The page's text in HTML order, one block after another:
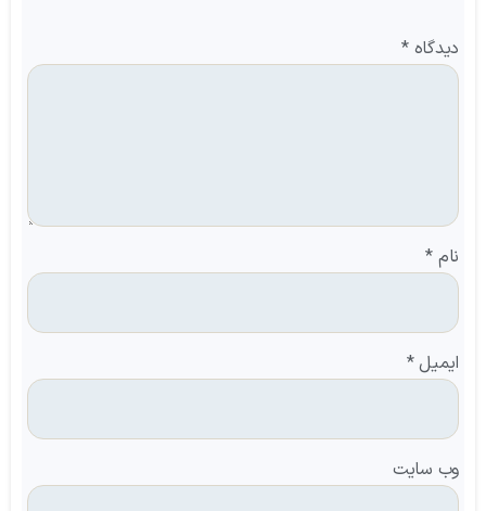
دیدگاه*
نام *
ایمیل*
وب‌ سایت